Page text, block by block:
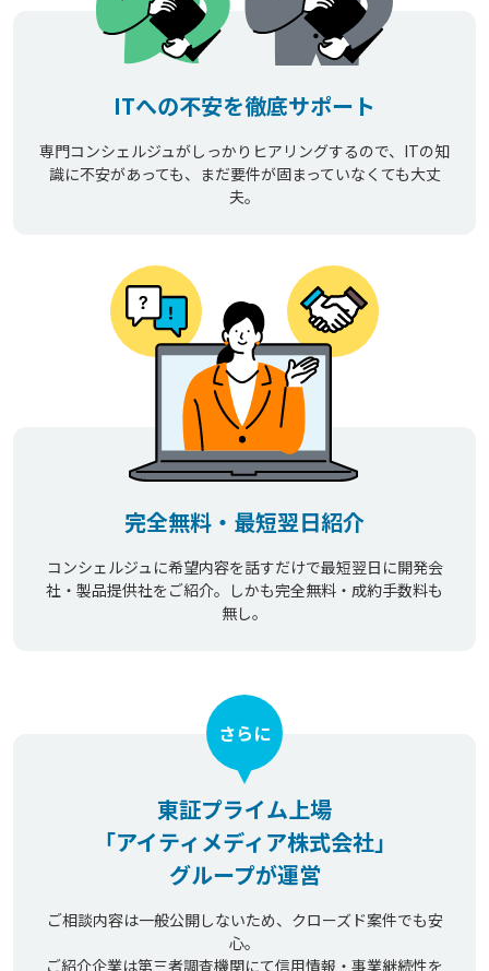
ITへの不安を徹底サポート
専門コンシェルジュがしっかりヒアリングするので、ITの知
識に不安があっても、まだ要件が固まっていなくても大丈
夫。
完全無料・最短翌日紹介
コンシェルジュに希望内容を話すだけで最短翌日に開発会
社・製品提供社をご紹介。しかも完全無料・成約手数料も
無し。
東証プライム上場
「アイティメディア株式会社」
グループが運営
さらに
ご相談内容は一般公開しないため、クローズド案件でも安
心。
ご紹介企業は第三者調査機関にて信用情報・事業継続性を